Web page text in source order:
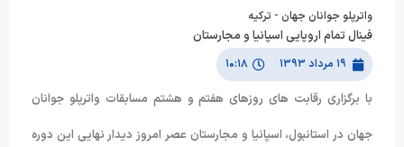
واترپلو جوانان جهان - تركيه
فینال تمام اروپایی اسپانیا و مجارستان
۱۹ مرداد ۱۳۹۳ ۱۰:۱۸
با برگزاری رقابت های روزهای هفتم و هشتم مسابقات واترپلو جوانان
جهان در استانبول، اسپانیا و مجارستان عصر امروز دیدار نهایی این دوره